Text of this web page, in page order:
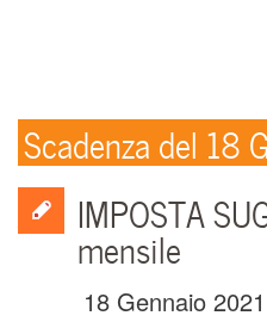
Scadenza del 18
IMPOSTA
mensile
18 Gennaio 2021